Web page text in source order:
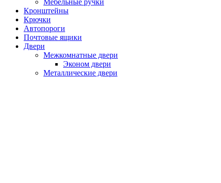
Кронштейны
Крючки
Автопороги
Почтовые ящики
Двери
Межкомнатные двери
Эконом двери
Металлические двери